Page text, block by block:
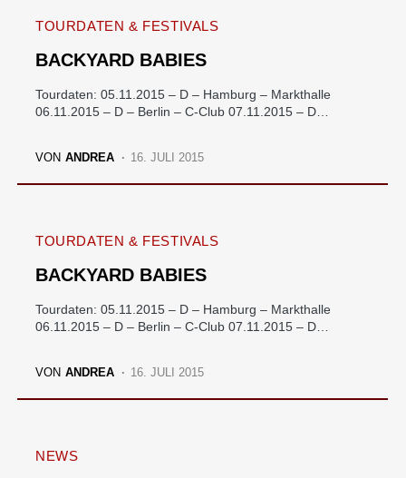
TOURDATEN & FESTIVALS
BACKYARD BABIES
Tourdaten: 05.11.2015 – D – Hamburg – Markthalle
06.11.2015 – D – Berlin – C-Club 07.11.2015 – D…
VON ANDREA 16. JULI 2015
TOURDATEN & FESTIVALS
BACKYARD BABIES
Tourdaten: 05.11.2015 – D – Hamburg – Markthalle
06.11.2015 – D – Berlin – C-Club 07.11.2015 – D…
VON ANDREA 16. JULI 2015
NEWS